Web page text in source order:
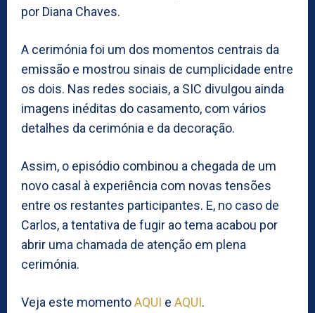
por Diana Chaves.
A cerimónia foi um dos momentos centrais da
emissão e mostrou sinais de cumplicidade entre
os dois. Nas redes sociais, a SIC divulgou ainda
imagens inéditas do casamento, com vários
detalhes da cerimónia e da decoração.
Assim, o episódio combinou a chegada de um
novo casal à experiência com novas tensões
entre os restantes participantes. E, no caso de
Carlos, a tentativa de fugir ao tema acabou por
abrir uma chamada de atenção em plena
cerimónia.
Veja este momentoAQUI e AQUI.